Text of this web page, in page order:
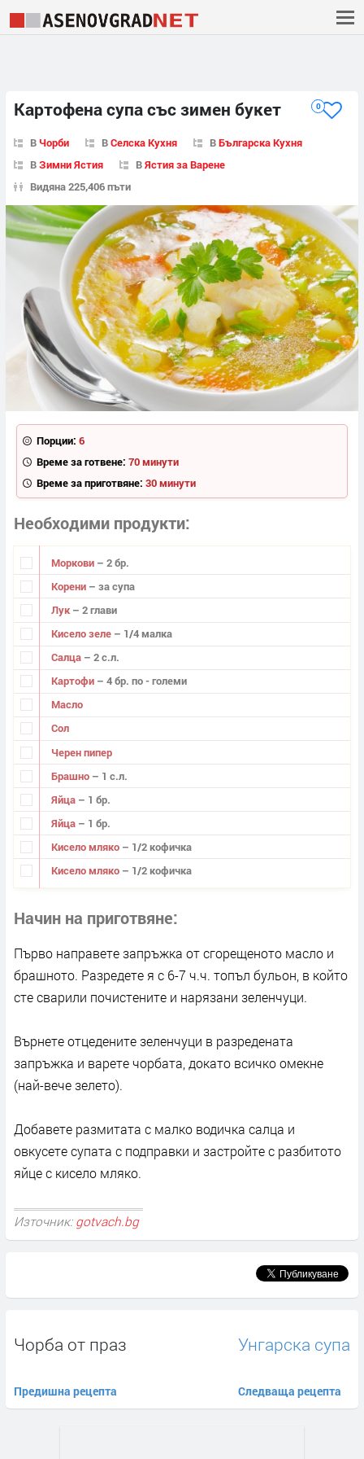
Картофена супа със зимен букет 0
ВЧорби ВСелска Кухня ВБългарска Кухня
ВЗимни Ястия ВЯстия за Варене
Видяна 225,406 пъти
Порции: 6
Време за готвене: 70 минути
Време за приготвяне: 30 минути
Необходими продукти
Моркови – 2 бр.
Корени – за супа
Лук – 2 глави
Кисело зеле – 1/4 малка
Салца – 2 с.л.
Картофи – 4 бр. по - големи
Масло
Сол
Черен пипер
Брашно – 1 с.л.
Яйца – 1 бр.
Яйца – 1 бр.
Кисело мляко – 1/2 кофичка
Кисело мляко – 1/2 кофичка
Начин на приготвяне
Първо направете запръжка от сгорещеното масло и
брашното. Разредете я с 6-7 ч.ч. топъл бульон, в който
сте сварили почистените и нарязани зеленчуци.
Върнете отцедените зеленчуци в разредената
запръжка и варете чорбата, докато всичко омекне
(най-вече зелето).
Добавете размитата с малко водичка салца и
овкусете супата с подправки и застройте с разбитото
яйце с кисело мляко.
Източник: gotvach.bg
Чорба от праз
Предишна рецепта
Унгарска супа
Следваща рецепта